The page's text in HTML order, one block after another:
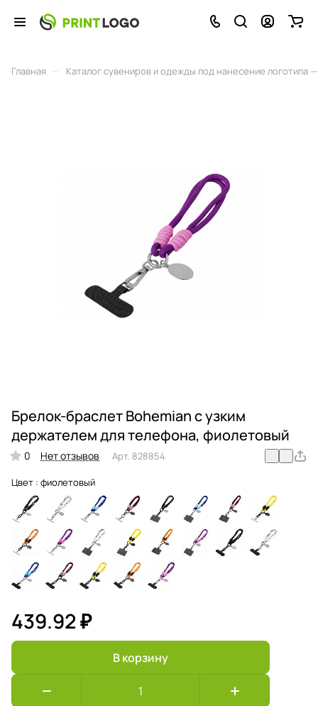
Главная Каталог сувениров и одежды под нанесение логотипа
Брелок-браслет Bohemian c узким
держателем для телефона, фиолетовый
0 Нет отзывов Арт. 828854
Цвет : фиолетовый
439.92 ₽
В корзину